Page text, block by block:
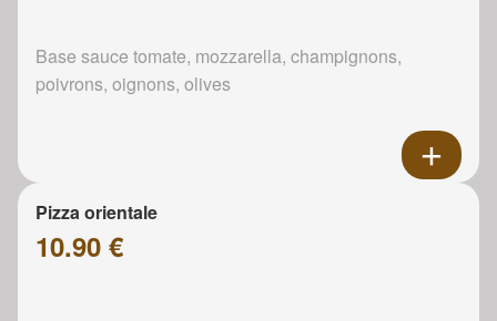
Base sauce tomate, mozzarella, champignons,
poivrons, oignons, olives
Pizza orientale
10.90 €